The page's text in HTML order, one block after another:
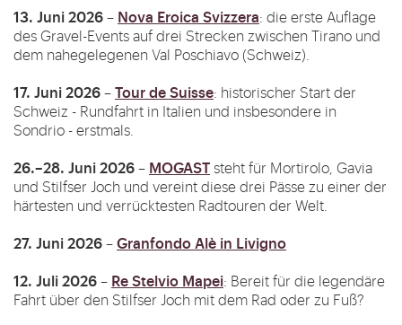
13. Juni 2026– Nova Eroica Svizzera: die erste Auflage
des Gravel-Events auf drei Strecken zwischen Tirano und
dem nahegelegenen Val Poschiavo (Schweiz).
17. Juni 2026–Tour de Suisse: historischer Start der
Schweiz - Rundfahrt in Italien und insbesondere in
Sondrio - erstmals.
26.–28. Juni 2026– MOGASTsteht für Mortirolo, Gavia
und Stilfser Joch und vereint diese drei Pässe zu einer der
härtesten und verrücktesten Radtouren der Welt.
27. Juni 2026–Granfondo Alè in Livigno
12. Juli 2026– Re Stelvio Mapei: Bereit für die legendäre
Fahrt über den Stilfser Joch mit dem Rad oder zu Fuß?